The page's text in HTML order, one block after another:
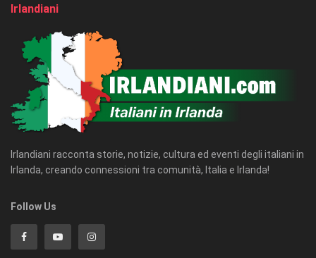
Irlandiani
Irlandiani racconta storie, notizie, cultura ed eventi degli italiani in
Irlanda, creando connessioni tra comunità, Italia e Irlanda!
Follow Us